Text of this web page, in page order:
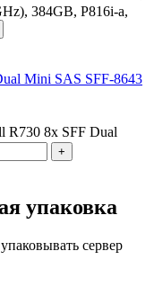
384GB, P816i-a,
Mini SAS SFF-8643
R730 8x SFF Dual
+
упаковка
сервер